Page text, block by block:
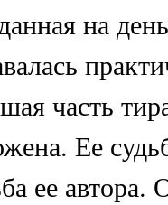
на
часть
Ее
ее